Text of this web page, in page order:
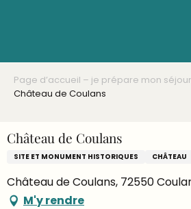
Page d’accueil – je prépare mon séjour
Château de Coulans
Château de Coulans
SITE ET MONUMENT HISTORIQUES CHÂTEAU
Château de Coulans, 72550
M'y rendre